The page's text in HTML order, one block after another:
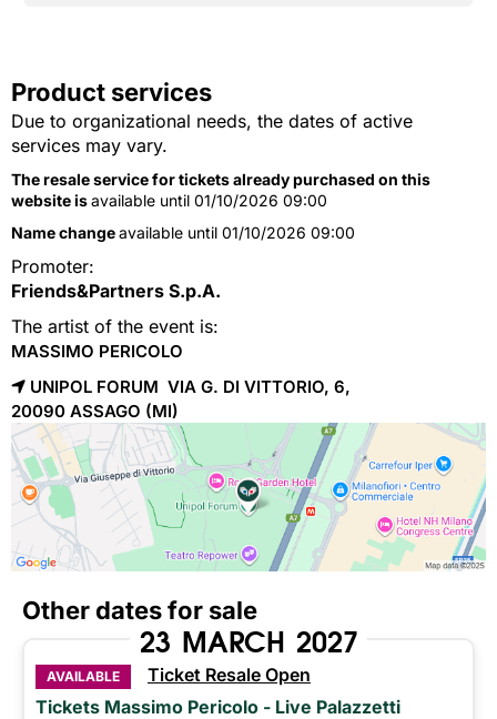
Product services
Due to organizational needs, the dates of active
services may vary.
The resale service for tickets already purchased on this
website isavailable until 01/10/2026 09:00
Name changeavailable until 01/10/2026 09:00
Promoter:
Friends&Partners S.p.A.
The artist of the event is:
MASSIMO PERICOLO
UNIPOL FORUM VIA G. DI VITTORIO, 6,
20090 ASSAGO (MI)
Other dates for sale
23 MARCH 2027
AVAILABLE
Ticket Resale Open
Tickets Massimo Pericolo - Live Palazzetti